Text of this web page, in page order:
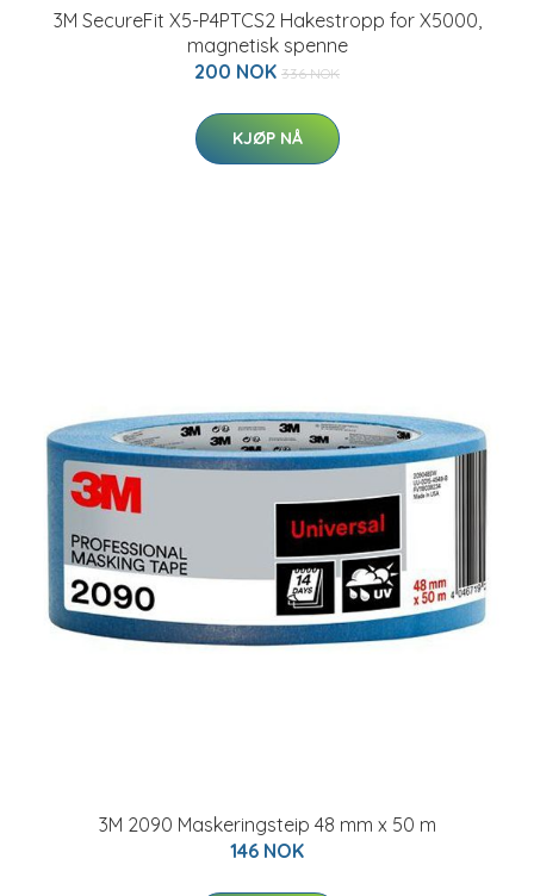
3M SecureFit X5-P4PTCS2 Hakestropp for X5000,
magnetisk spenne
200 NOK 336 NOK
KJØP NÅ
3M 2090 Maskeringsteip 48 mm x 50 m
146 NOK